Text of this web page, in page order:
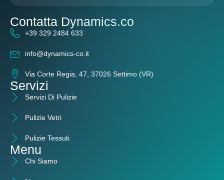
Contatta Dynamics.co
+39 329 2484 633
info@dynamics-co.it
Via Corte Regia, 47, 37026 Settimo (VR)
Servizi
Servizi Di Pulizie
Pulizie Vetri
Pulizie Tessuti
Menu
Chi Siamo